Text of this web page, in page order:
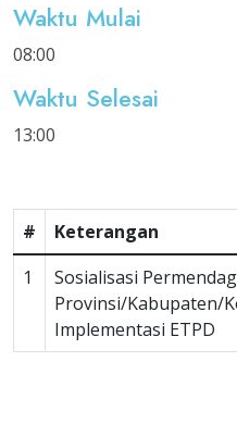
Waktu Mulai
08:00
Waktu Selesai
13:00
# Keterangan
1
Sosialisasi
Provinsi/Kabupaten/
Implementasi ETPD